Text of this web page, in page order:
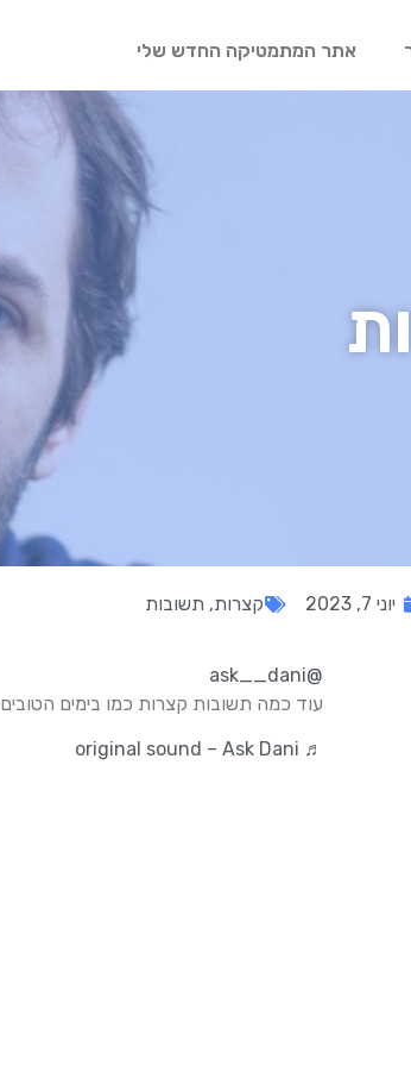
אתר המתמטיקה החדש שלי
יוני 7, 2023 קצרות, תשובות
@ask__dani
עוד כמה תשובות קצרות כמו בימים הטובים
♬ original sound – Ask Dani